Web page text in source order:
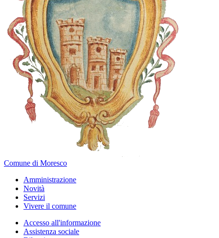
Comune di Moresco
Amministrazione
Novità
Servizi
Vivere il comune
Accesso all'informazione
Assistenza sociale